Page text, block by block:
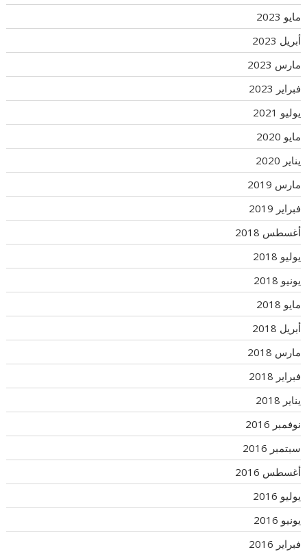
مايو 2023
أبريل 2023
مارس 2023
فبراير 2023
يوليو 2021
مايو 2020
يناير 2020
مارس 2019
فبراير 2019
أغسطس 2018
يوليو 2018
يونيو 2018
مايو 2018
أبريل 2018
مارس 2018
فبراير 2018
يناير 2018
نوفمبر 2016
سبتمبر 2016
أغسطس 2016
يوليو 2016
يونيو 2016
فبراير 2016